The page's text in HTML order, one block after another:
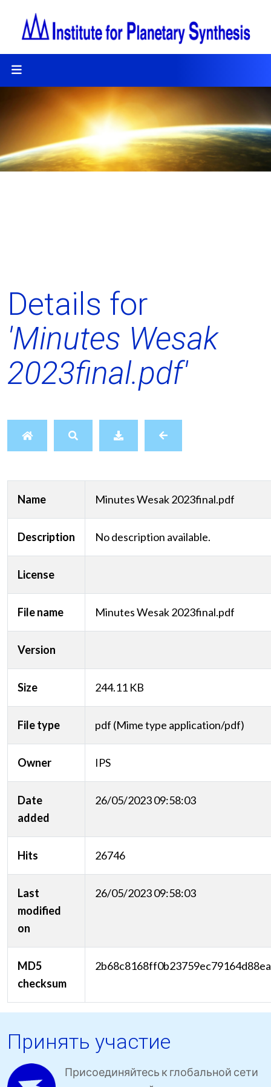
Details for
'Minutes Wesak
2023final.pdf'
Name Minutes Wesak 2023final.pdf
Description No description available.
License
File name Minutes Wesak 2023final.pdf
Version
Size 244.11 KB
File type pdf (Mime type application/pdf)
Owner IPS
Date
added
26/05/2023 09:58:03
Hits 26746
Last
modified
on
26/05/2023 09:58:03
MD5
checksum
Принять участие
Присоединяйтесь к глобальной сети